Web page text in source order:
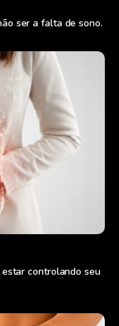
ser a falta de sono.
controlando seu